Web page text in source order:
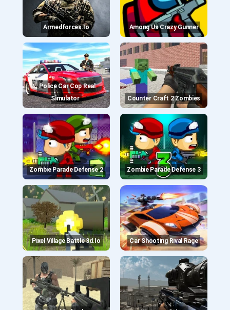
Armedforces.io Among Us Crazy Gunner
Police Car Cop Real
Simulator
Counter Craft 2 Zombies
Zombie Parade Defense 2 Zombie Parade Defense 3
Pixel Village Battle 3d.io Car Shooting Rival Rage